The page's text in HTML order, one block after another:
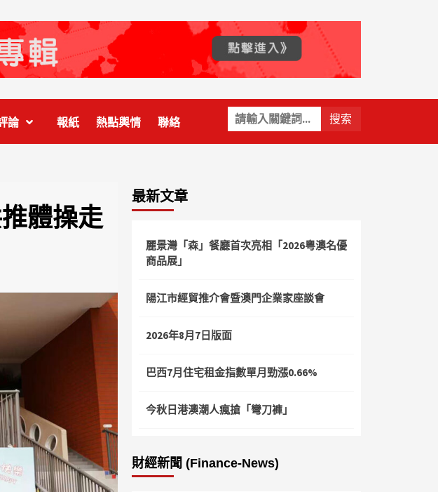
關
鍵
字:
論 報紙 熱點輿情 聯絡
體操走
最新文章
麗景灣「森」餐廳首次亮相「2026粵澳名優
商品展」
陽江市經貿推介會暨澳門企業家座談會
2026年8月7日版面
巴西7月住宅租金指數單月勁漲0.66%
今秋日港澳潮人瘋搶「彎刀褲」
財經新聞 (Finance-News)